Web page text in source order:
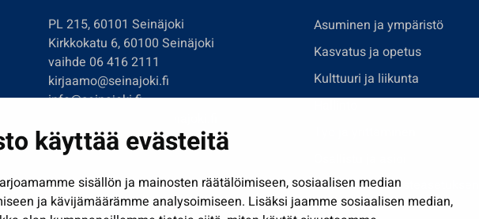
käyttää evästeitä
sisällön ja mainosten räätälöimiseen, sosiaalisen median
ja kävijämäärämme analysoimiseen. Lisäksi jaamme sosiaalisen median,
PL 215, 60101 Seinäjoki
Kirkkokatu 6, 60100 Seinäjoki
vaihde 06 416 2111
kirjaamo@seinajoki.fi
info@seinajoki.fi
Tilaa uutiskirje
Asuminen ja ympäristö
Kasvatus ja opetus
Kulttuuri ja liikunta
Näytä omat